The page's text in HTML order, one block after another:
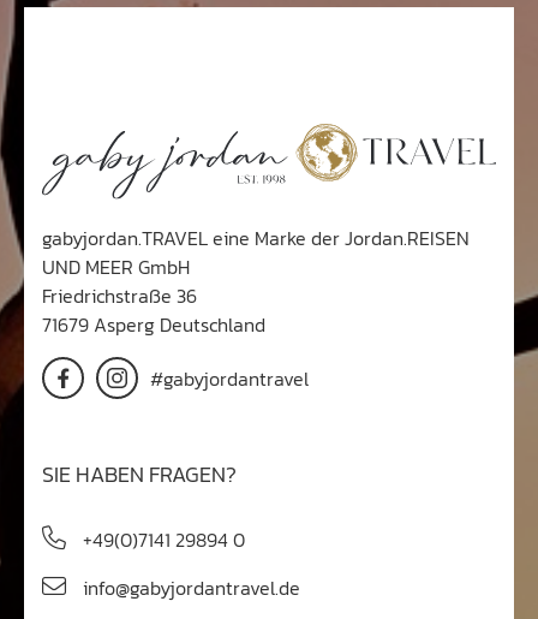
gabyjordan.TRAVEL eine Marke der Jordan.REISEN
UND MEER GmbH
Friedrichstraße 36
71679 Asperg Deutschland
#gabyjordantravel
SIE HABEN FRAGEN?
+49(0)7141 29894 0
info@gabyjordantravel.de